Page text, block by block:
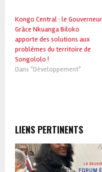
Kongo Central : le Gouverneur
Grâce Nkuanga Biloko
apporte des solutions aux
problèmes du territoire de
Songololo !
Dans "Développement"
LIENS PERTINENTS